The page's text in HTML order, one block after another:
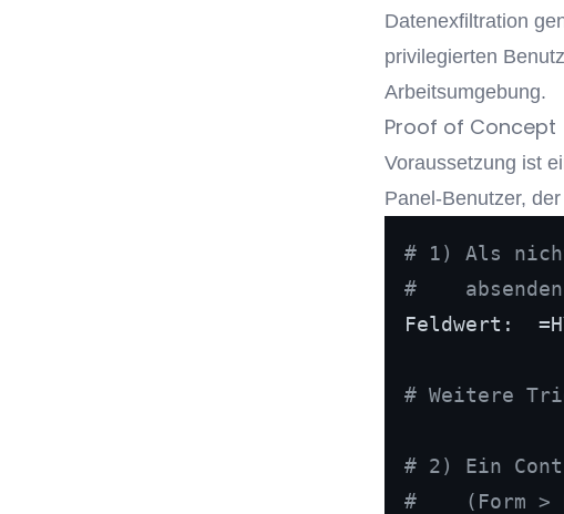
Datenexfiltration
privilegierten
Arbeitsumgebung.
Proof of Concept
Voraussetzung ist
Panel-Benutzer,
# 1) Als
#
Feldwert:
# Weitere
# 2) Ein
#    (Form >